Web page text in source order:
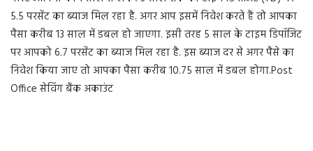
5.5 परसेंट का ब्याज मिल रहा है. अगर आप इसमें निवेश करते हैं तो आपका
पैसा करीब 13 साल में डबल हो जाएगा. इसी तरह 5 साल के टाइम डिपॉजिट
पर आपको 6.7 परसेंट का ब्याज मिल रहा है. इस ब्याज दर से अगर पैसे का
निवेश किया जाए तो आपका पैसा करीब 10.75 साल में डबल होगा.Post
Office सेविंग बैंक अकाउंट